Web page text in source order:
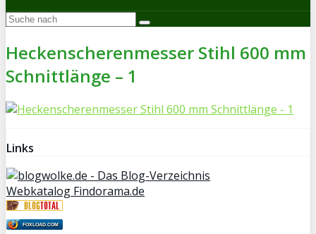
Heckenscherenmesser Stihl 600 mm
Schnittlänge – 1
Links
Webkatalog Findorama.de
FOXLOAD.COM